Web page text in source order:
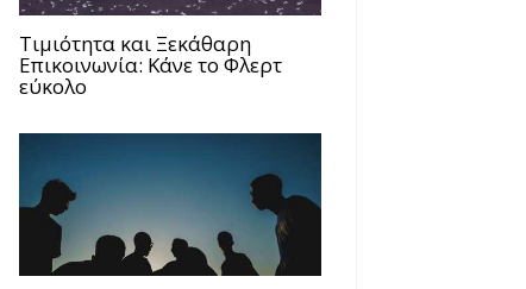
Τιμιότητα και Ξεκάθαρη
Επικοινωνία: Κάνε το Φλερτ
εύκολο